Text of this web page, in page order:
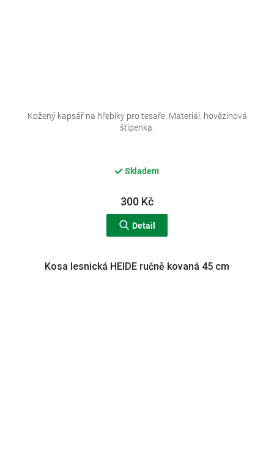
Skladem
300 Kč
Detail
Kožený kapsář na hřebíky pro tesaře. Materiál: hovězinová
štípenka.
Kosa lesnická HEIDE ručně kovaná 45 cm